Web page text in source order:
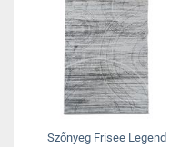
Szőnyeg Frisee Legend